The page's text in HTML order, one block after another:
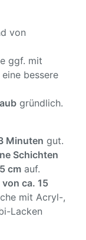
von
ggf. mit
eine bessere
gründlich.
Minuten gut.
Schichten
cm auf.
ca. 15
mit Acryl-,
Lacken